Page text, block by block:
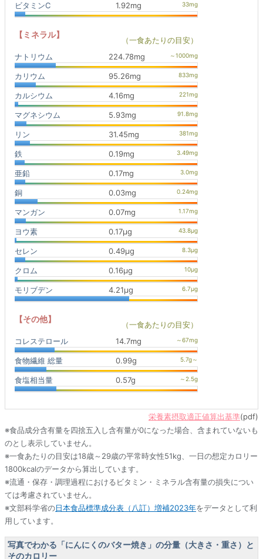
ビタミンC 1.92mg
【ミネラル】
（一食あたりの目安）
ナトリウム
224.78mg
カリウム 95.26mg
カルシウム 4.16mg
マグネシウム 5.93mg
リン 31.45mg
鉄 0.19mg
亜鉛 0.17mg
銅 0.03mg
マンガン 0.07mg
ヨウ素 0.17μg
セレン 0.49μg
クロム 0.16μg
モリブデン 4.21μg
【その他】
（一食あたりの目安）
コレステロール
14.7mg
食物繊維 総量 0.99g
食塩相当量 0.57g
栄養素摂取適正値算出基準(pdf)
※食品成分含有量を四捨五入し含有量が0になった場合、含まれていないも
のとし表示していません。
※一食あたりの目安は18歳～29歳の平常時女性51kg、一日の想定カロリー
1800kcalのデータから算出しています。
※流通・保存・調理過程におけるビタミン・ミネラル含有量の損失につい
ては考慮されていません。
※文部科学省の日本食品標準成分表（八訂）増補2023年をデータとして利
用しています。
写真でわかる「にんにくのバター焼き」の分量（大きさ・重さ）と
そのカロリー